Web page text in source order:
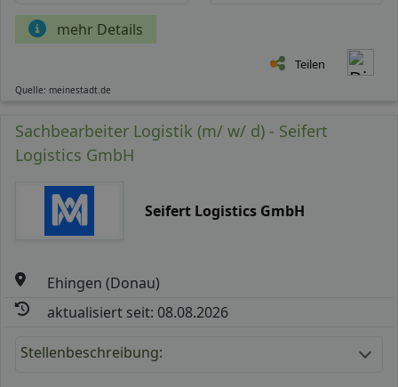
mehr Details
Teilen
Quelle: meinestadt.de
Sachbearbeiter Logistik (m/ w/ d) - Seifert
Logistics GmbH
Seifert Logistics GmbH
Ehingen (Donau)
aktualisiert seit: 08.08.2026
Stellenbeschreibung: